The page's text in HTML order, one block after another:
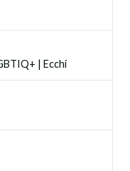
| Ecchi